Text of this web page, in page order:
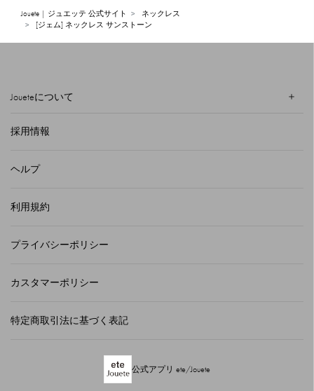
Jouete | ジュエッテ 公式サイト
ネックレス
[ジェム] ネックレス サンストーン
Joueteについて
採用情報
ヘルプ
利用規約
プライバシーポリシー
カスタマーポリシー
特定商取引法に基づく表記
公式アプリ ete/Jouete